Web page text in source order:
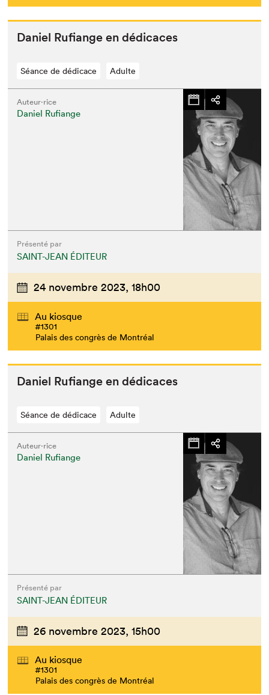
Daniel Rufi­ange en dédicaces
Séance de dédicace Adulte
Auteur·rice
Daniel Rufiange
Présenté par
SAINT-JEAN ÉDITEUR
24 novembre 2023, 18h00
Au kiosque
#1301
Palais des congrès de Montréal
Daniel Rufi­ange en dédicaces
Séance de dédicace Adulte
Auteur·rice
Daniel Rufiange
Présenté par
SAINT-JEAN ÉDITEUR
26 novembre 2023, 15h00
Au kiosque
#1301
Palais des congrès de Montréal